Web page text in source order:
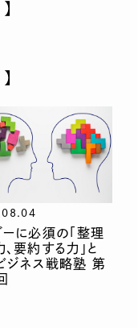
ーに必須の「整理
、要約する力」と
ジネス戦略塾 第